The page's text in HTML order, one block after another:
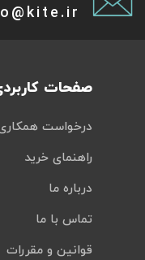
صفحات
درخواست
راهنمای خرید
درباره ما
تماس با ما
قوانین و مقررات